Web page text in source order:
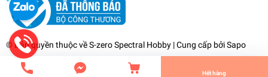
© Bản quyền thuộc vềS-zero Spectral Hobby | Cung cấp bởiSapo
1.790.000₫
undefined
Tiến Hành Thanh Toán
Hết hàng